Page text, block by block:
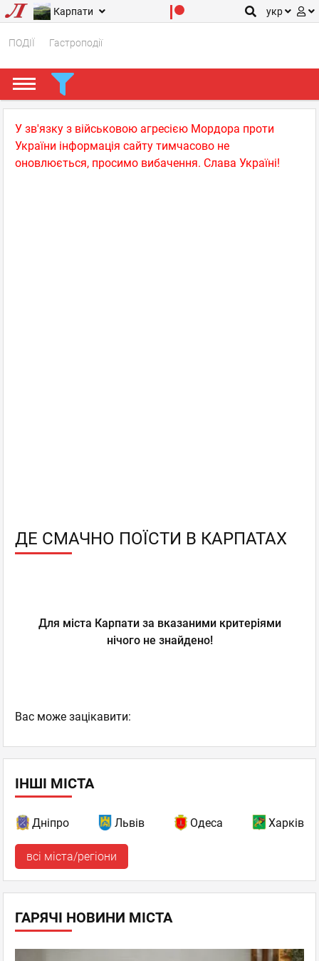
Карпати укр
ПОДІЇ Гастроподії
У зв'язку з військовою агресією Мордора проти
України інформація сайту тимчасово не
оновлюється, просимо вибачення. Слава Україні!
ДЕ СМАЧНО ПОЇСТИ В КАРПАТАХ
Для міста Карпати за вказаними критеріями
нічого не знайдено!
Вас може зацікавити:
ІНШІ МІСТА
Дніпро Львів Одеса Харків
всі міста/регіони
ГАРЯЧІ НОВИНИ МІСТА